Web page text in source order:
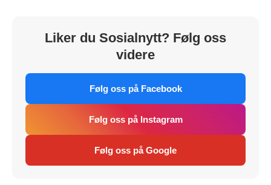
Liker du Sosialnytt? Følg oss
videre
Følg oss på Facebook
Følg oss på Instagram
Følg oss på Google